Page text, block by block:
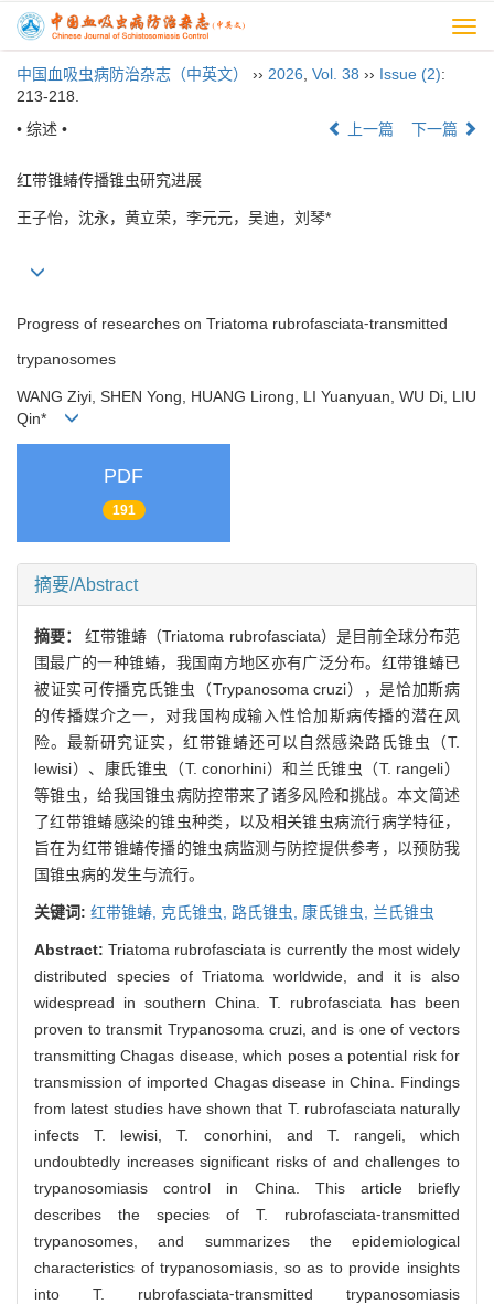
中国血吸虫病防治杂志（中英文）
›› 2026 Vol. 38 ›› Issue (2):
213-218.
• 综述 •
上一篇 下一篇
红带锥蝽传播锥虫研究进展
王子怡，沈永，黄立荣，李元元，吴迪，刘琴*
Progress of researches on Triatoma rubrofasciata⁃transmitted
trypanosomes
WANG Ziyi, SHEN Yong, HUANG Lirong, LI Yuanyuan, WU Di, LIU
Qin*
PDF
191
摘要/Abstract
摘要：红带锥蝽（Triatoma rubrofasciata）是目前全球分布范
围最广的一种锥蝽，我国南方地区亦有广泛分布。红带锥蝽已
被证实可传播克氏锥虫（Trypanosoma cruzi），是恰加斯病
的传播媒介之一，对我国构成输入性恰加斯病传播的潜在风
险。最新研究证实，红带锥蝽还可以自然感染路氏锥虫（T.
lewisi）、康氏锥虫（T. conorhini）和兰氏锥虫（T. rangeli）
等锥虫，给我国锥虫病防控带来了诸多风险和挑战。本文简述
了红带锥蝽感染的锥虫种类，以及相关锥虫病流行病学特征，
旨在为红带锥蝽传播的锥虫病监测与防控提供参考，以预防我
国锥虫病的发生与流行。
关键词: 红带锥蝽, 克氏锥虫, 路氏锥虫, 康氏锥虫, 兰氏锥虫
Abstract:Triatoma rubrofasciata is currently the most widely
distributed species of Triatoma worldwide, and it is also
widespread in southern China. T. rubrofasciata has been
proven to transmit Trypanosoma cruzi, and is one of vectors
transmitting Chagas disease, which poses a potential risk for
transmission of imported Chagas disease in China. Findings
from latest studies have shown that T. rubrofasciata naturally
infects T. lewisi, T. conorhini, and T. rangeli, which
undoubtedly increases significant risks of and challenges to
trypanosomiasis control in China. This article briefly
describes the species of T. rubrofasciata⁃transmitted
trypanosomes, and summarizes the epidemiological
characteristics of trypanosomiasis, so as to provide insights
into T. rubrofasciata⁃transmitted trypanosomiasis